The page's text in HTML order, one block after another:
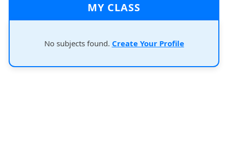
MY CLASS
No subjects found. Create Your Profile